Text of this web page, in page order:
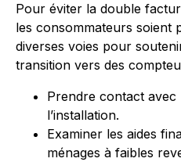
Pour éviter la double
les consommateurs soient
diverses voies pour
transition vers des
Prendre contact
l’installation.
Examiner les aides
ménages à faibles